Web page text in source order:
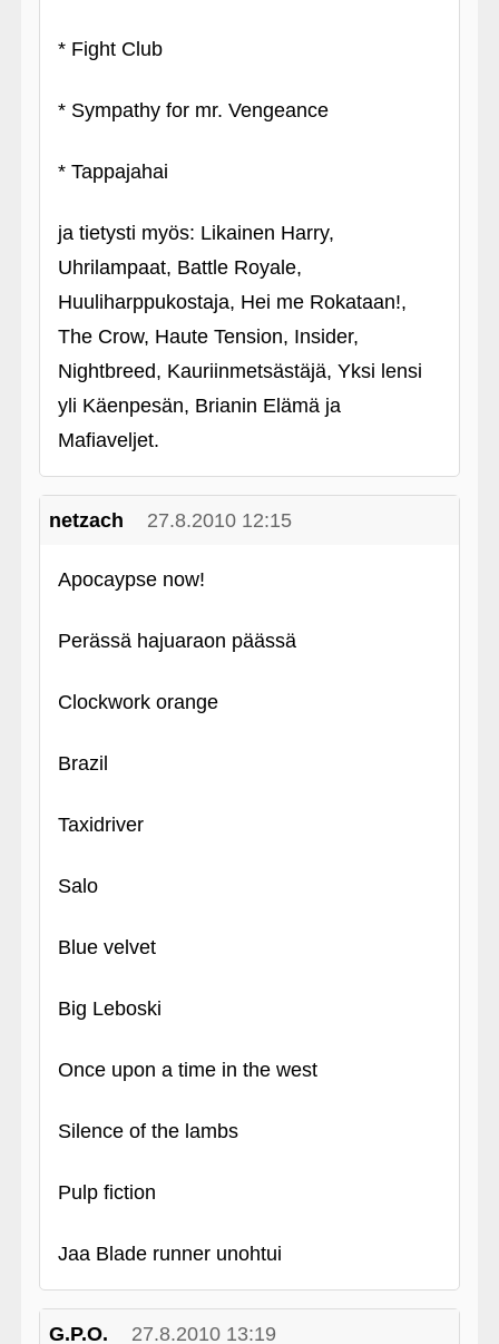
* Fight Club
* Sympathy for mr. Vengeance
* Tappajahai
ja tietysti myös: Likainen Harry,
Uhrilampaat, Battle Royale,
Huuliharppukostaja, Hei me Rokataan!,
The Crow, Haute Tension, Insider,
Nightbreed, Kauriinmetsästäjä, Yksi lensi
yli Käenpesän, Brianin Elämä ja
Mafiaveljet.
netzach 27.8.2010 12:15
Apocaypse now!
Perässä hajuaraon päässä
Clockwork orange
Brazil
Taxidriver
Salo
Blue velvet
Big Leboski
Once upon a time in the west
Silence of the lambs
Pulp fiction
Jaa Blade runner unohtui
G.P.O. 27.8.2010 13:19